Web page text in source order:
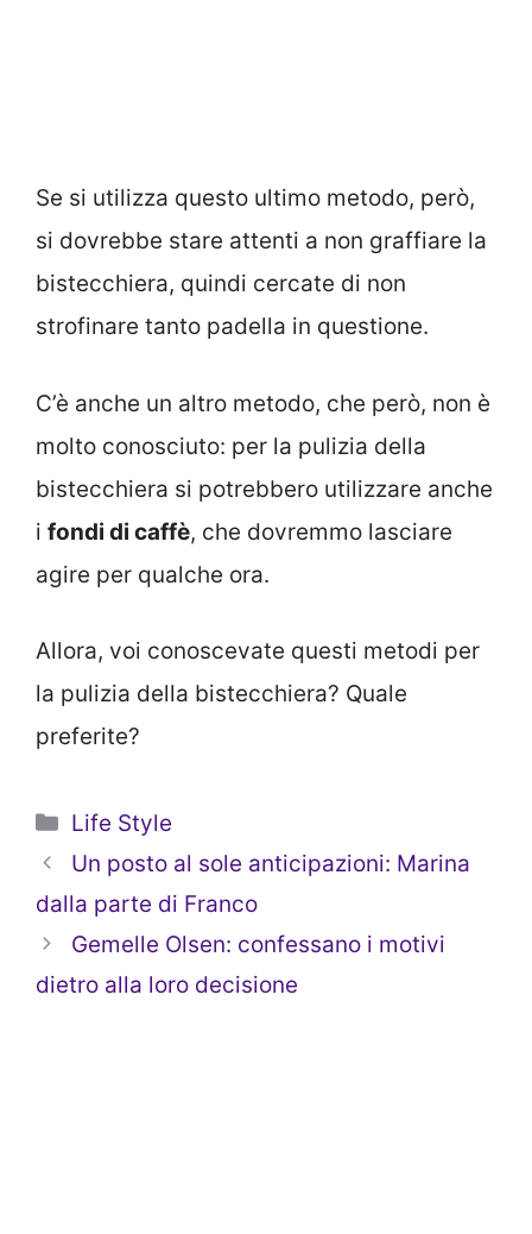
Se si utilizza questo ultimo metodo, però,
si dovrebbe stare attenti a non graffiare la
bistecchiera, quindi cercate di non
strofinare tanto padella in questione.
C’è anche un altro metodo, che però, non è
molto conosciuto: per la pulizia della
bistecchiera si potrebbero utilizzare anche
i fondi di caffè, che dovremmo lasciare
agire per qualche ora.
Allora, voi conoscevate questi metodi per
la pulizia della bistecchiera? Quale
preferite?
Categorie
Life Style
Un posto al sole anticipazioni: Marina
dalla parte di Franco
Gemelle Olsen: confessano i motivi
dietro alla loro decisione